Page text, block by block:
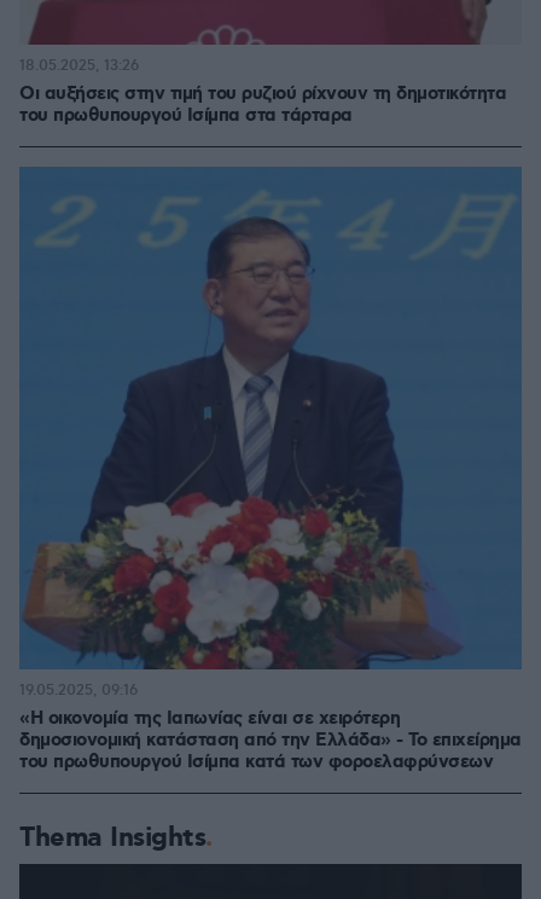
Οι αυξήσεις στην τιμή του ρυζιού ρίχνουν τη δημοτικότητα
του πρωθυπουργού Ισίμπα στα τάρταρα
18.05.2025, 13:26
«Η οικονομία της Ιαπωνίας είναι σε χειρότερη
δημοσιονομική κατάσταση από την Ελλάδα» - Το επιχείρημα
του πρωθυπουργού Ισίμπα κατά των φοροελαφρύνσεων
19.05.2025, 09:16
Thema Insights